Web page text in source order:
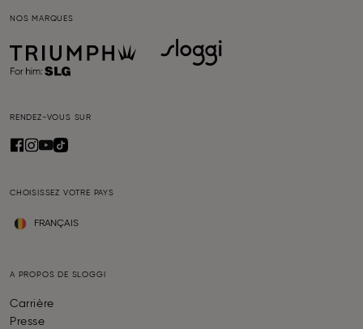
NOS MARQUES
RENDEZ-VOUS SUR
CHOISISSEZ VOTRE PAYS
FRANÇAIS
A PROPOS DE SLOGGI
Carrière
Presse